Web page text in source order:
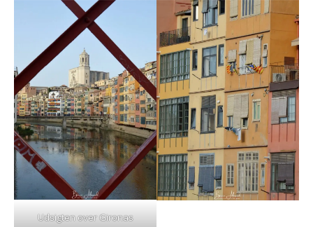
Udsigten over Gironas